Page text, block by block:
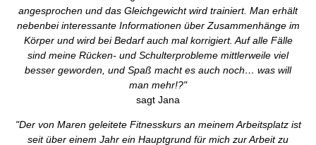
angesprochen und das Gleichgewicht wird trainiert. Man erhält
nebenbei interessante Informationen über Zusammenhänge im
Körper und wird bei Bedarf auch mal korrigiert. Auf alle Fälle
sind meine Rücken- und Schulterprobleme mittlerweile viel
besser geworden, und Spaß macht es auch noch… was will
man mehr!?"
sagt Jana
"Der von Maren geleitete Fitnesskurs an meinem Arbeitsplatz ist
seit über einem Jahr ein Hauptgrund für mich zur Arbeit zu